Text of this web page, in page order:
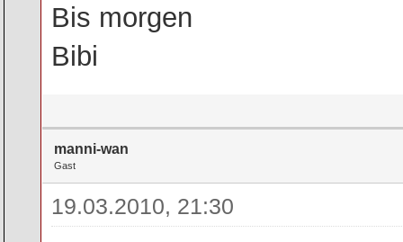
Bis morgen
Bibi
manni-wan
Gast
19.03.2010, 21:30